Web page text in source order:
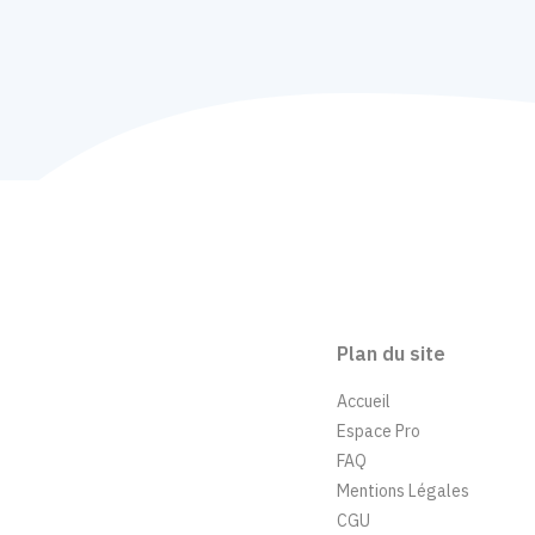
Plan du site
Accueil
Espace Pro
FAQ
Mentions Légales
CGU